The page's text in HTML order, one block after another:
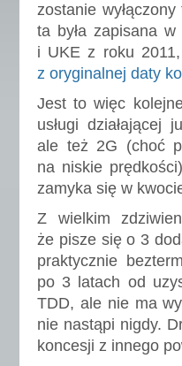
zostanie
ta była zapisana
i UKE z roku
z oryginalnej daty
Jest to więc
usługi działającej
ale też 2G (choć
na niskie
zamyka się w
Z wielkim
że pisze się o 3
praktycznie
po 3 latach od
TDD, ale nie ma
nie nastąpi nigdy.
koncesji z innego